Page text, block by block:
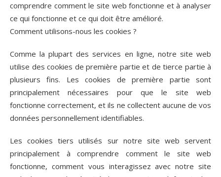
comprendre comment le site web fonctionne et à analyser
ce qui fonctionne et ce qui doit être amélioré.
Comment utilisons-nous les cookies ?
Comme la plupart des services en ligne, notre site web
utilise des cookies de première partie et de tierce partie à
plusieurs fins. Les cookies de première partie sont
principalement nécessaires pour que le site web
fonctionne correctement, et ils ne collectent aucune de vos
données personnellement identifiables.
Les cookies tiers utilisés sur notre site web servent
principalement à comprendre comment le site web
fonctionne, comment vous interagissez avec notre site